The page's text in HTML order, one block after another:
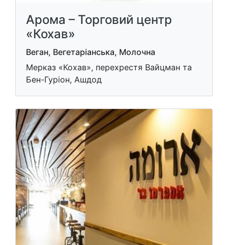
Арома – Торговий центр
«Кохав»
Веган, Вегетаріанська, Молочна
Мерказ «Кохав», перехрестя Вайцман та
Бен-Гуріон, Ашдод